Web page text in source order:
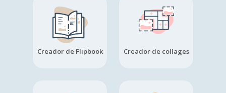
Creador de Flipbook Creador de collages